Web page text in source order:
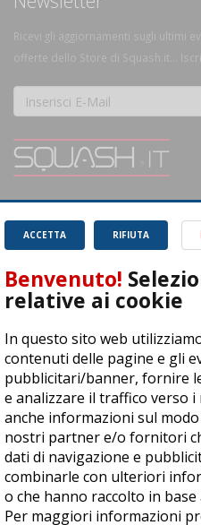
Ricevi gli aggiornamenti sugli ultimi
offerte dello Store di Squash.it...
magnifico sport.
Leggi
RIFIUTA
ACCETTA
Benvenuto!
relative ai cookie
In questo sito web
contenuti delle pagine e gli
pubblicitari/banner, fornire
e analizzare il traffico verso
anche informazioni sul
nostri partner e/o fornitori
dati di navigazione e
combinarle con ulteriori
o che hanno raccolto in
Per maggiori informazioni
ASD Let's Sport - Via T. Olivelli 3,
04278030988
© Copyright 2015 | All Rights
Privacy Policy